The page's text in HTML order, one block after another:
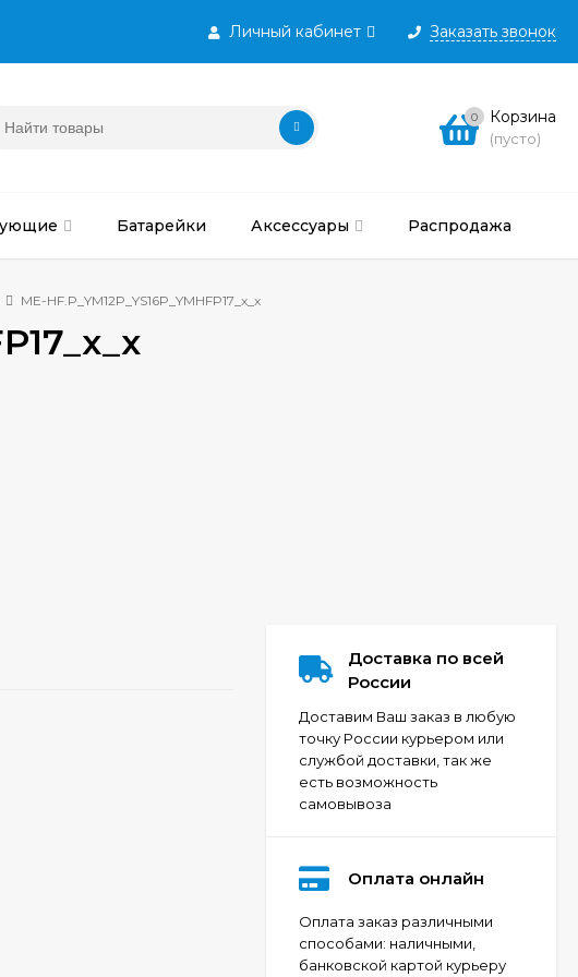
Личный кабинет Заказать звонок
0 Корзина
(пусто)
Батарейки Аксессуары Распродажа
ME-HF.P_YM12P_YS16P_YMHFP17_x_x
Доставка по всей
России
Доставим Ваш заказ в любую
точку России курьером или
службой доставки, так же
есть возможность
самовывоза
Оплата онлайн
Оплата заказ различными
способами: наличными,
банковской картой курьеру